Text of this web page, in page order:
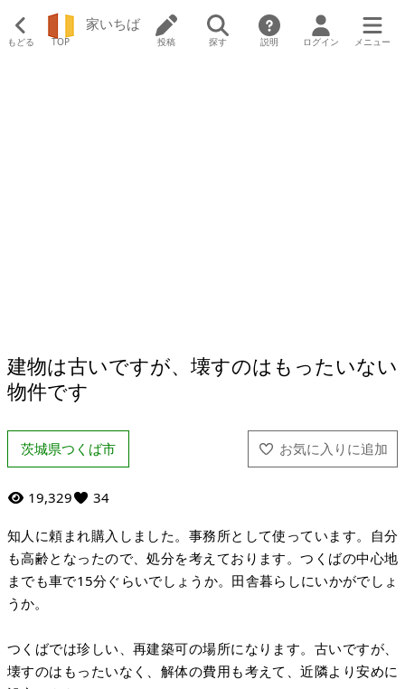
もどる TOP
家いちば
投稿 探す 説明 ログイン メニュー
建物は古いですが、壊すのはもったいない
物件です
茨城県つくば市
19,329 34
知人に頼まれ購入しました。事務所として使っています。自分
も高齢となったので、処分を考えております。つくばの中心地
までも車で15分ぐらいでしょうか。田舎暮らしにいかがでしょ
うか。
つくばでは珍しい、再建築可の場所になります。古いですが、
壊すのはもったいなく、解体の費用も考えて、近隣より安めに